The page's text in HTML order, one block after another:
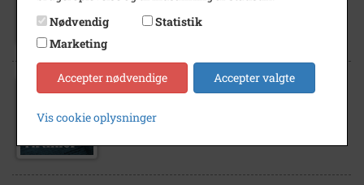
Generalforsamling SJ 4/8-2020
Nødvendig
Statistik
Marketing
Accepter nødvendige Accepter valgte
Vis cookie oplysninger